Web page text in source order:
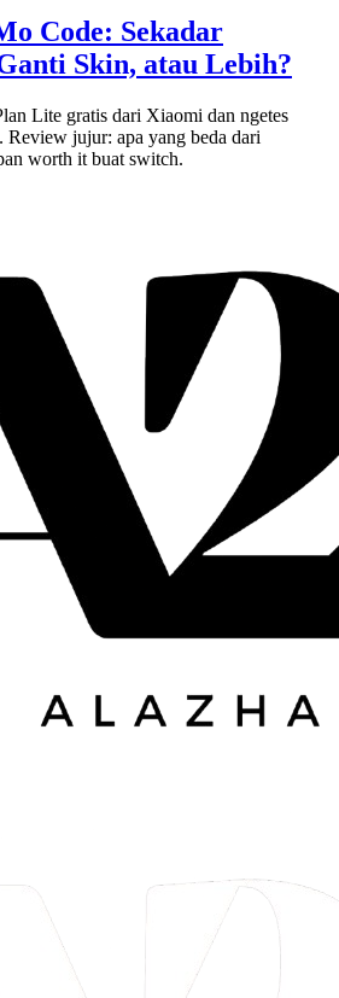
Code: Sekadar
Skin, atau Lebih?
Lite gratis dari Xiaomi dan ngetes
jujur: apa yang beda dari
worth it buat switch.